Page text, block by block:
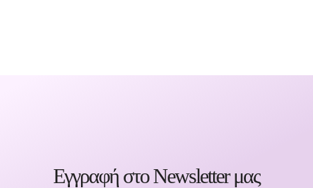
Εγγραφή στο Newsletter μας